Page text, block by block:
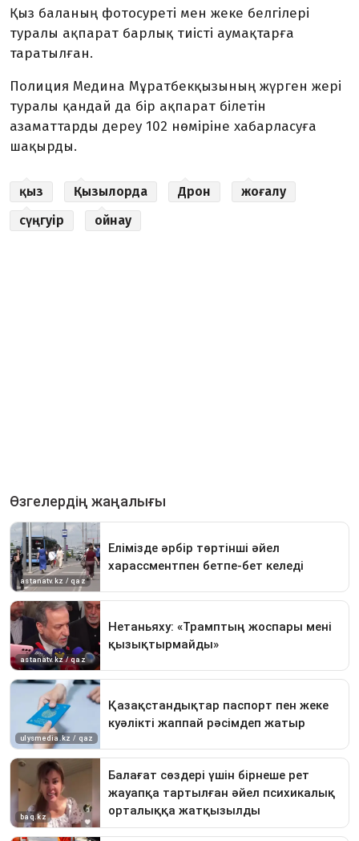
Қыз баланың фотосуреті мен жеке белгілері
туралы ақпарат барлық тиісті аумақтарға
таратылған.
Полиция Медина Мұратбекқызының жүрген жері
туралы қандай да бір ақпарат білетін
азаматтарды дереу 102 нөміріне хабарласуға
шақырды.
қыз Қызылорда Дрон
жоғалу
сүңгуір
ойнау